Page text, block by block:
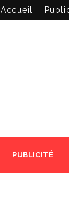
Accueil
PUBLICITÉ